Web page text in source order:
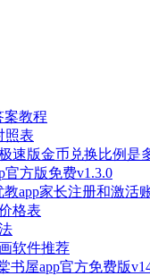
案教程
照表
速版金币兑换比例是
方版免费v1.3.0
app家长注册和激活
格表
软件推荐
屋app官方免费版